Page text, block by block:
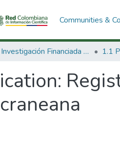
Communities &
1. Investigación Financiada con Recursos Públicos